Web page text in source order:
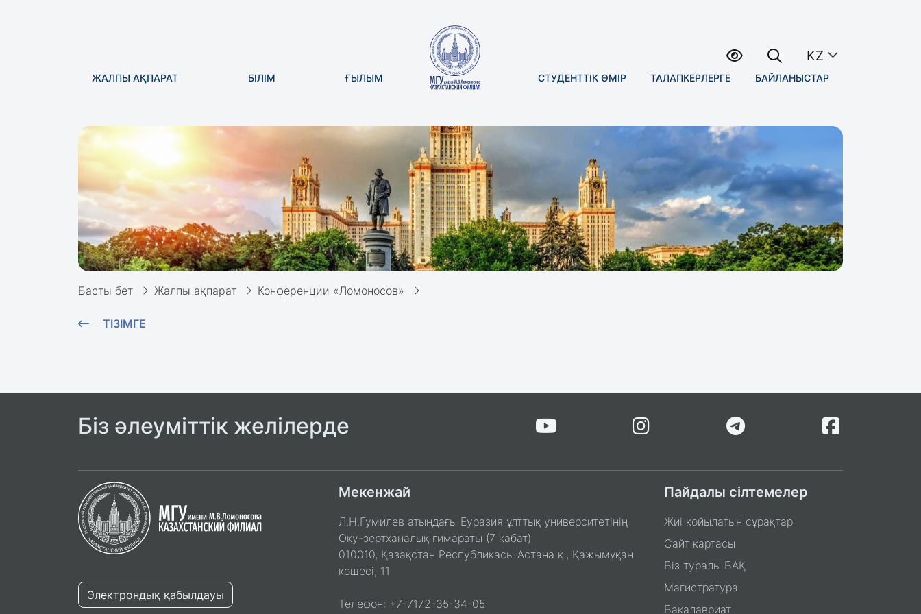
ЖАЛПЫ АҚПАРАТ БІЛІМ ҒЫЛЫМ СТУДЕНТТІК ӨМІР ТАЛАПКЕРЛЕРГЕ БАЙЛАНЫСТАР
KZ
Басты бет Жалпы ақпарат Конференции «Ломоносов»
ТІЗІМГЕ
Біз әлеуміттік желілерде
Электрондық қабылдауы
Мекенжай
Л.Н.Гумилев атындағы Еуразия ұлттық университетінің
Оқу-зертханалық ғимараты (7 қабат)
010010, Қазақстан Республикасы Астана қ., Қажымұқан
көшесі, 11
Телефон: +7-7172-35-34-05
Пайдалы сілтемелер
Жиі қойылатын сұрақтар
Сайт картасы
Біз туралы БАҚ
Магистратура
Бакалавриат